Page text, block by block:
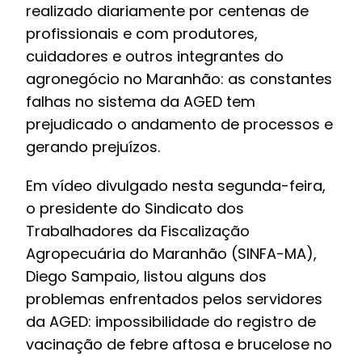
realizado diariamente por centenas de
profissionais e com produtores,
cuidadores e outros integrantes do
agronegócio no Maranhão: as constantes
falhas no sistema da AGED tem
prejudicado o andamento de processos e
gerando prejuízos.
Em vídeo divulgado nesta segunda-feira,
o presidente do Sindicato dos
Trabalhadores da Fiscalização
Agropecuária do Maranhão (SINFA-MA),
Diego Sampaio, listou alguns dos
problemas enfrentados pelos servidores
da AGED: impossibilidade do registro de
vacinação de febre aftosa e brucelose no